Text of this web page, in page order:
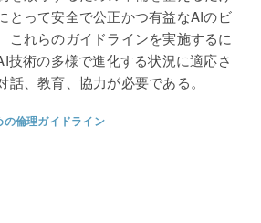
とって安全で公正かつ有益なAIのビ
これらのガイドラインを実施するに
技術の多様で進化する状況に適応さ
、教育、協力が必要である。
倫理ガイドライン